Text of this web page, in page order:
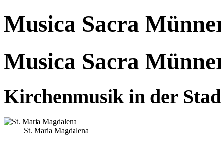
Musica Sacra
Musica Sacra
Kirchenmusik in der
St. Maria Magdalena